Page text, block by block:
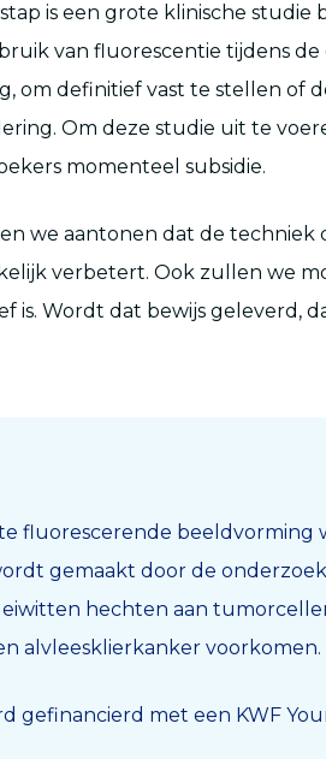
is een grote klinische
van fluorescentie tijdens
om definitief vast te stellen of
Om deze studie uit te
momenteel subsidie.
we aantonen dat de
verbetert. Ook zullen we
is. Wordt dat bewijs geleverd,
fluorescerende beeldvorming
gemaakt door de
hechten aan
alvleesklierkanker voorkomen.
gefinancierd met een KWF